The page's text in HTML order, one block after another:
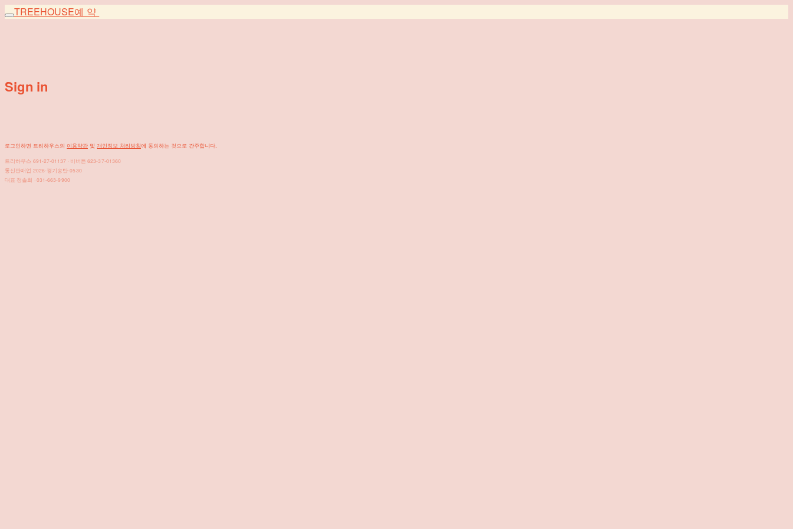
TREEHOUSE예약
Sign in
로그인하면 트리하우스의 이용약관 및 개인정보 처리방침에 동의하는 것으로 간주합니다.
트리하우스 691-27-01137 · 비버튼 623-37-01360
통신판매업 2026-경기송탄-0530
대표 정솔희 · 031-663-9900